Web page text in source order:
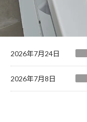
2026年7月24日
2026年7月8日